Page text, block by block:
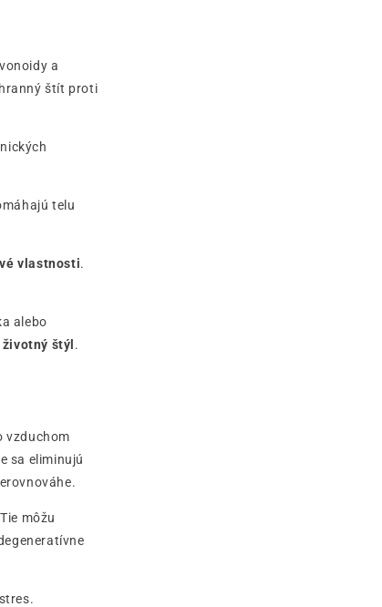
a
štít proti
telu
vlastnosti.
alebo
životný štýl .
vzduchom
sa eliminujú
môžu